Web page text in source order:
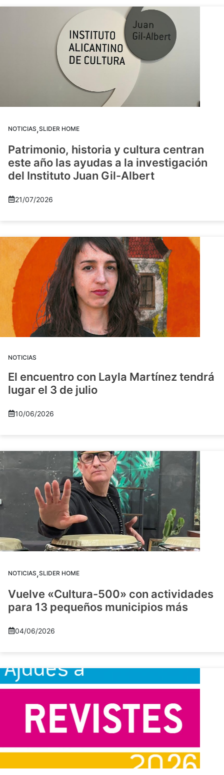
NOTICIAS,SLIDER HOME
Patrimonio, historia y cultura centran
este año las ayudas a la investigación
del Instituto Juan Gil-Albert
21/07/2026
NOTICIAS
El encuentro con Layla Martínez tendrá
lugar el 3 de julio
10/06/2026
NOTICIAS,SLIDER HOME
Vuelve «Cultura-500» con actividades
para 13 pequeños municipios más
04/06/2026